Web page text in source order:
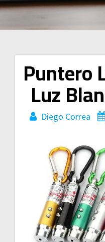
Puntero
Luz
Diego Correa
de
entradas